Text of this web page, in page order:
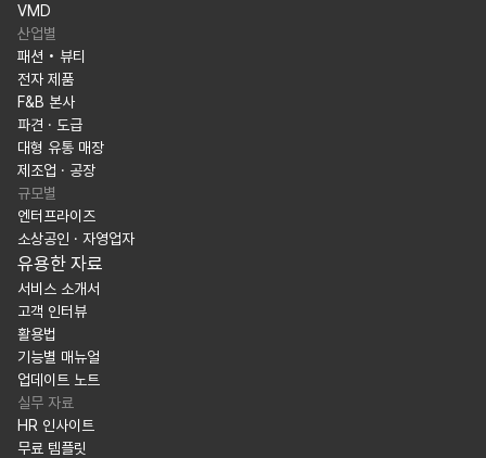
VMD
산업별
패션 • 뷰티
전자 제품
F&B 본사
파견 · 도급
대형 유통 매장
제조업 · 공장
규모별
엔터프라이즈
소상공인 · 자영업자
유용한 자료
서비스 소개서
고객 인터뷰
활용법
기능별 매뉴얼
업데이트 노트
실무 자료
HR 인사이트
무료 템플릿